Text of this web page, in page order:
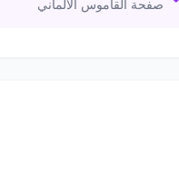
صفحة القاموس الألماني